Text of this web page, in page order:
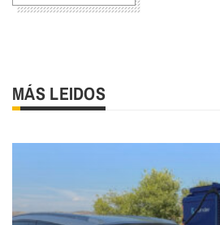
MÁS LEIDOS